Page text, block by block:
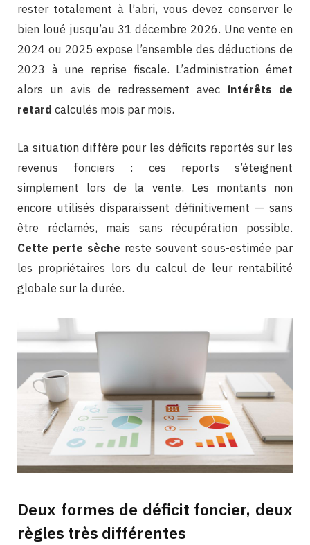
rester totalement à l’abri, vous devez conserver le
bien loué jusqu’au 31 décembre 2026. Une vente en
2024 ou 2025 expose l’ensemble des déductions de
2023 à une reprise fiscale. L’administration émet
alors un avis de redressement avec intérêts de
retard calculés mois par mois.
La situation diffère pour les déficits reportés sur les
revenus fonciers : ces reports s’éteignent
simplement lors de la vente. Les montants non
encore utilisés disparaissent définitivement — sans
être réclamés, mais sans récupération possible.
Cette perte sèche reste souvent sous-estimée par
les propriétaires lors du calcul de leur rentabilité
globale sur la durée.
Deux formes de déficit foncier, deux
règles très différentes